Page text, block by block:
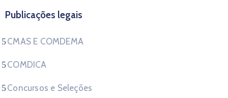
Publicações legais
CMAS E COMDEMA
COMDICA
Concursos e Seleções